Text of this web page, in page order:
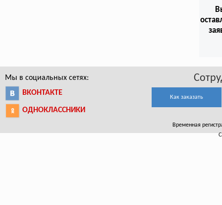
Мы в социальных сетях:
ВКОНТАКТЕ
ОДНОКЛАССНИКИ
Как заказать
Временная